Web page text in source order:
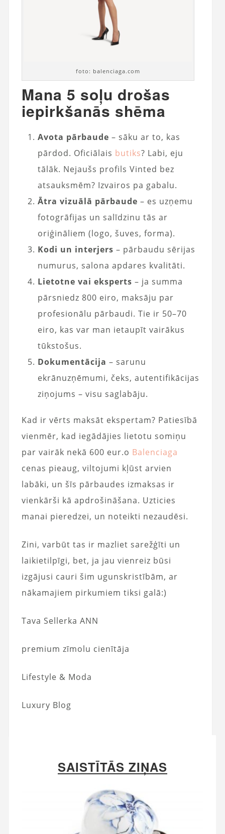
foto: balenciaga.com
Mana 5 soļu drošas
iepirkšanās shēma
Avota pārbaude – sāku ar to, kas
pārdod. Oficiālais butiks? Labi, eju
tālāk. Nejaušs profils Vinted bez
atsauksmēm? Izvairos pa gabalu.
Ātra vizuālā pārbaude – es uzņemu
fotogrāfijas un salīdzinu tās ar
oriģināliem (logo, šuves, forma).
Kodi un interjers – pārbaudu sērijas
numurus, salona apdares kvalitāti.
Lietotne vai eksperts – ja summa
pārsniedz 800 eiro, maksāju par
profesionālu pārbaudi. Tie ir 50–70
eiro, kas var man ietaupīt vairākus
tūkstošus.
Dokumentācija – sarunu
ekrānuzņēmumi, čeks, autentifikācijas
ziņojums – visu saglabāju.
Kad ir vērts maksāt ekspertam? Patiesībā
vienmēr, kad iegādājies lietotu somiņu
par vairāk nekā 600 eur.o Balenciaga
cenas pieaug, viltojumi kļūst arvien
labāki, un šīs pārbaudes izmaksas ir
vienkārši kā apdrošināšana. Uzticies
manai pieredzei, un noteikti nezaudēsi.
Zini, varbūt tas ir mazliet sarežģīti un
laikietilpīgi, bet, ja jau vienreiz būsi
izgājusi cauri šim ugunskristībām, ar
nākamajiem pirkumiem tiksi galā:)
Tava Sellerka ANN
premium zīmolu cienītāja
Lifestyle & Moda
Luxury Blog
SAISTĪTĀS ZIŅAS